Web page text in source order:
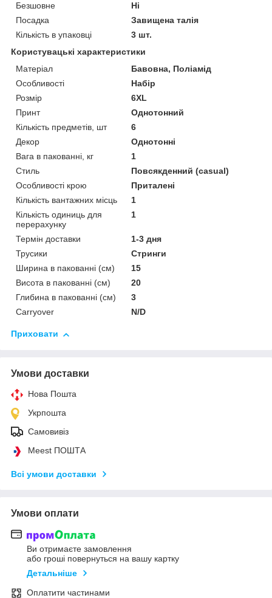
Безшовне
Ні
Посадка
Завищена талія
Кількість в упаковці
3 шт.
Користувацькі характеристики
Матеріал
Бавовна, Поліамід
Особливості
Набір
Розмір
6XL
Принт
Однотонний
Кількість предметів, шт
6
Декор
Однотонні
Вага в пакованні, кг
1
Стиль
Повсякденний (casual)
Особливості крою
Приталені
Кількість вантажних місць
1
Кількість одиниць для
перерахунку
1
Термін доставки
1-3 дня
Трусики
Стринги
Ширина в пакованні (см)
15
Висота в пакованні (см)
20
Глибина в пакованні (см)
3
Сarryover
N/D
Приховати
Умови доставки
Нова Пошта
Укрпошта
Самовивіз
Meest ПОШТА
Всі умови доставки
Умови оплати
Ви отримаєте замовлення
або гроші повернуться на вашу картку
Детальніше
Оплатити частинами